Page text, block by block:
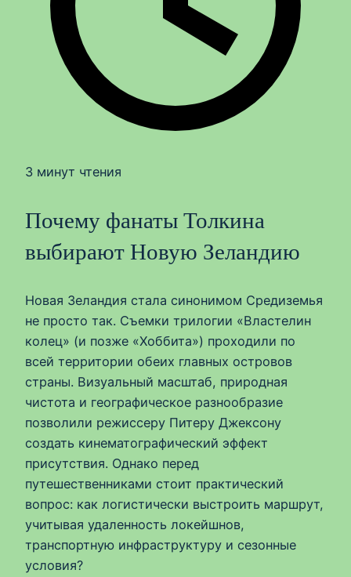
3 минут чтения
Почему фанаты Толкина
выбирают Новую Зеландию
Новая Зеландия стала синонимом Средиземья
не просто так. Съемки трилогии «Властелин
колец» (и позже «Хоббита») проходили по
всей территории обеих главных островов
страны. Визуальный масштаб, природная
чистота и географическое разнообразие
позволили режиссеру Питеру Джексону
создать кинематографический эффект
присутствия. Однако перед
путешественниками стоит практический
вопрос: как логистически выстроить маршрут,
учитывая удаленность локейшнов,
транспортную инфраструктуру и сезонные
условия?